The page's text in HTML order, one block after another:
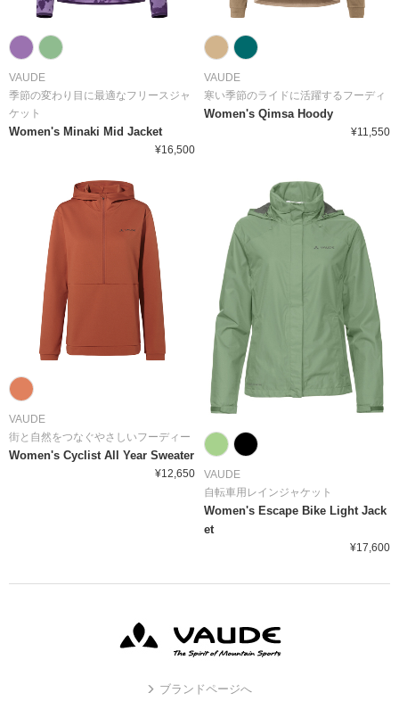
VAUDE
季節の変わり目に最適なフリースジャ
ケット
Women's Minaki Mid Jacket
¥16,500
VAUDE
寒い季節のライドに活躍するフーディ
Women's Qimsa Hoody
¥11,550
VAUDE
街と自然をつなぐやさしいフーディー
Women's Cyclist All Year Sweater
¥12,650
VAUDE
自転車用レインジャケット
Women's Escape Bike Light Jack
et
¥17,600
ブランドページへ